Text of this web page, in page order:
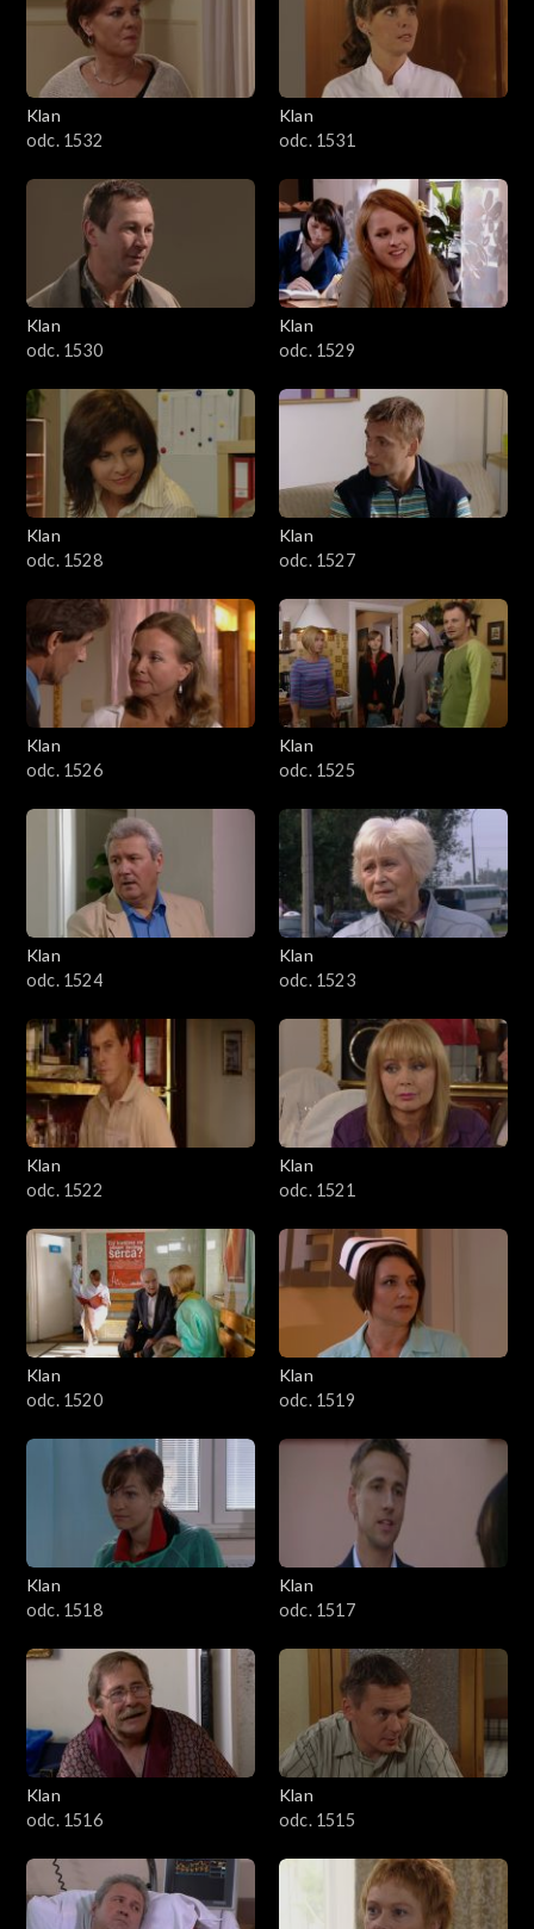
Klan
odc. 1532
Klan
odc. 1531
Klan
odc. 1530
Klan
odc. 1529
Klan
odc. 1528
Klan
odc. 1527
Klan
odc. 1526
Klan
odc. 1525
Klan
odc. 1524
Klan
odc. 1523
Klan
odc. 1522
Klan
odc. 1521
Klan
odc. 1520
Klan
odc. 1519
Klan
odc. 1518
Klan
odc. 1517
Klan
odc. 1516
Klan
odc. 1515